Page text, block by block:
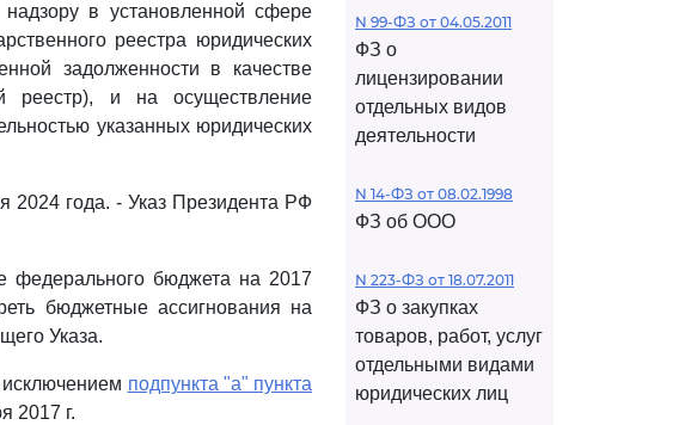
в установленной сфере
реестра юридических
задолженности в качестве
реестр), и на осуществление
указанных юридических
2024 года. - Указ Президента РФ
федерального бюджета на 2017
бюджетные ассигнования на
Указа.
исключением подпункта "а" пункта
2017 г.
N 99-ФЗ от 04.05.2011
ФЗ о
лицензировании
отдельных видов
деятельности
N 14-ФЗ от 08.02.1998
ФЗ об ООО
N 223-ФЗ от 18.07.2011
ФЗ о закупках
товаров, работ, услуг
отдельными видами
юридических лиц